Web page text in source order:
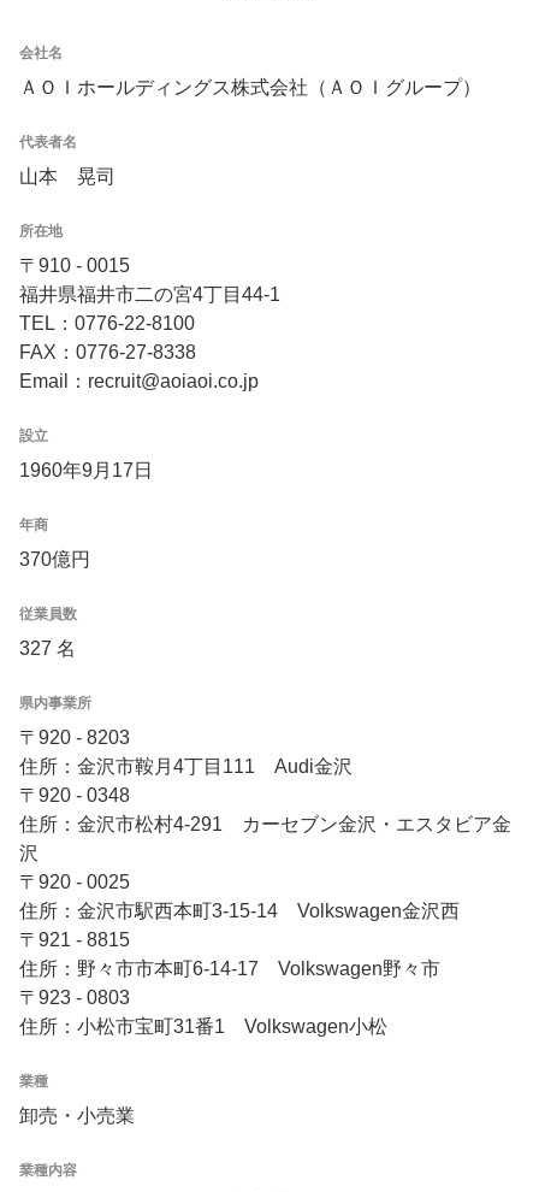
会社名
ＡＯＩホールディングス株式会社（ＡＯＩグループ）
代表者名
山本 晃司
所在地
〒910 - 0015
福井県福井市二の宮4丁目44-1
TEL：0776-22-8100
FAX：0776-27-8338
Email：recruit@aoiaoi.co.jp
設立
1960年9月17日
年商
370億円
従業員数
327 名
県内事業所
〒920 - 8203
住所：金沢市鞍月4丁目111 Audi金沢
〒920 - 0348
住所：金沢市松村4-291 カーセブン金沢・エスタビア金
沢
〒920 - 0025
住所：金沢市駅西本町3-15-14 Volkswagen金沢西
〒921 - 8815
住所：野々市市本町6-14-17 Volkswagen野々市
〒923 - 0803
住所：小松市宝町31番1 Volkswagen小松
業種
卸売・小売業
業種内容